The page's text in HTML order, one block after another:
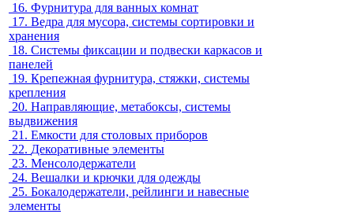
16. Фурнитура для ванных комнат
17. Ведра для мусора, системы сортировки и
хранения
18. Системы фиксации и подвески каркасов и
панелей
19. Крепежная фурнитура, стяжки, системы
крепления
20. Направляющие, метабоксы, системы
выдвижения
21. Емкости для столовых приборов
22. Декоративные элементы
23. Менсолодержатели
24. Вешалки и крючки для одежды
25. Бокалодержатели, рейлинги и навесные
элементы